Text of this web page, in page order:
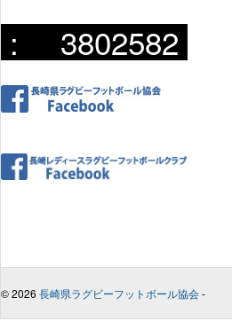
3802582
:
© 2026 長崎県ラグビーフットボール協会-